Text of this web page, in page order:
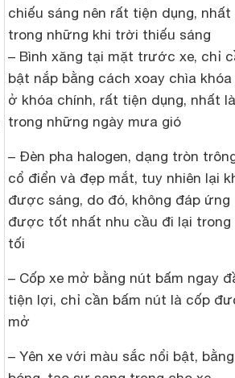
chiếu sáng nên rất tiện dụng, nhất
trong những khi trời thiếu sáng
– Bình xăng tại mặt trước xe, chỉ
bật nắp bằng cách xoay chìa
ở khóa chính, rất tiện dụng, nhất là
trong những ngày mưa gió
– Đèn pha halogen, dạng tròn
cổ điển và đẹp mắt, tuy nhiên lại
được sáng, do đó, không đáp ứng
được tốt nhất nhu cầu đi lại
tối
– Cốp xe mở bằng nút bấm ngay
tiện lợi, chỉ cần bấm nút là cốp
mở
– Yên xe với màu sắc nổi bật,